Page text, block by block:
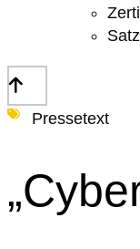
Pressetext